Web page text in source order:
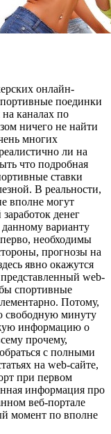
онлайн-
поединки
на каналах по
ничего не найти
многих
ли на
что подробная
ставки
В реальности,
вполне могут
денег
варианту
необходимы
прогнозы на
явно окажутся
web-
спортивные
Потому,
свободную минуту
информацию о
прочему,
с полными
на web-сайте,
при первом
информация про
веб-портале
момент по вполне